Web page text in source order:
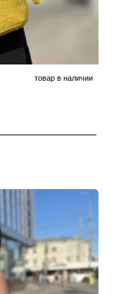
товар в наличии